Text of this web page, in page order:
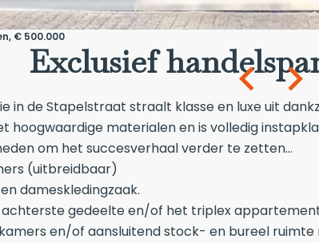
€ 500.000
Exclusief
in de Stapelstraat straalt klasse en luxe uit
hoogwaardige materialen en is volledig
om het succesverhaal verder te zetten...
(uitbreidbaar)
dameskledingzaak.
gedeelte en/of het triplex
en/of aansluitend stock- en bureel